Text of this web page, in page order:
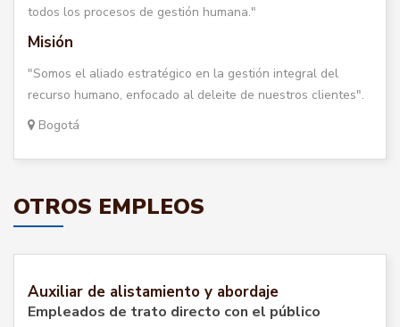
todos los procesos de gestión humana."
Misión
"Somos el aliado estratégico en la gestión integral del
recurso humano, enfocado al deleite de nuestros clientes".
Bogotá
OTROS EMPLEOS
Auxiliar de alistamiento y abordaje
Empleados de trato directo con el público